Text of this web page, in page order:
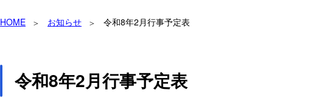
HOME お知らせ 令和8年2月行事予定表
令和8年2月行事予定表